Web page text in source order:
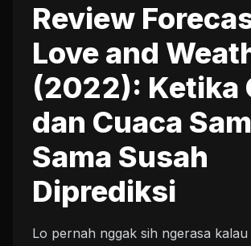
Review
Love and
(2022): Ketika
dan Cuaca
Sama Susah
Diprediksi
Lo pernah nggak sih ngerasa